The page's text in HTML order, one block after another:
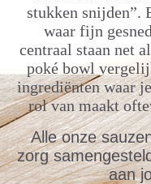
stukken snijden”.
waar fijn
centraal staan net
poké bowl
ingrediënten waar
rol van maakt
Alle onze
zorg
aan